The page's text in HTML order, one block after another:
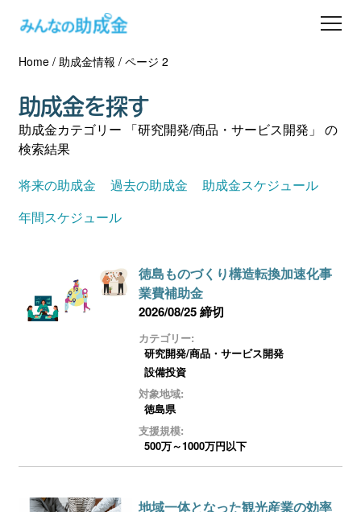
助成金を探す
士業の方へ
専門家一覧
会員登録
ログイン
Home/ 助成金情報 / ページ 2
助成金を探す
助成金カテゴリー 「研究開発/商品・サービス開発」 の
検索結果
将来の助成金
過去の助成金
助成金スケジュール
年間スケジュール
徳島ものづくり構造転換加速化事
業費補助金
2026/08/25 締切
カテゴリー:
研究開発/商品・サービス開発
設備投資
対象地域:
徳島県
支援規模:
500万～1000万円以下
地域一体となった観光産業の効率